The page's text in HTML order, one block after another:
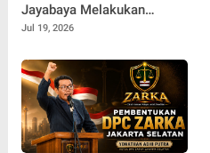
Jayabaya Melakukan
Pengabdian Masyarakat
Jul 19, 2026